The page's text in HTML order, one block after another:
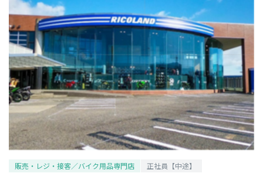
販売・レジ・接客／バイク用品専門店 正社員【中途】